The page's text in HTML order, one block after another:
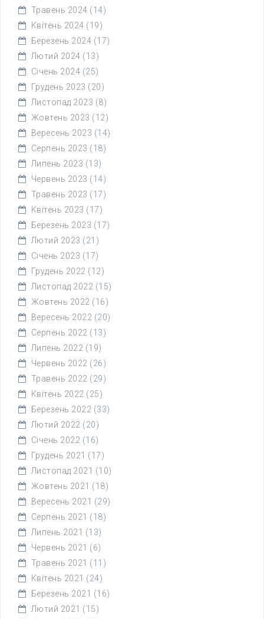
Травень 2024 (14)
Квітень 2024 (19)
Березень 2024 (17)
Лютий 2024 (13)
Січень 2024 (25)
Грудень 2023 (20)
Листопад 2023 (8)
Жовтень 2023 (12)
Вересень 2023 (14)
Серпень 2023 (18)
Липень 2023 (13)
Червень 2023 (14)
Травень 2023 (17)
Квітень 2023 (17)
Березень 2023 (17)
Лютий 2023 (21)
Січень 2023 (17)
Грудень 2022 (12)
Листопад 2022 (15)
Жовтень 2022 (16)
Вересень 2022 (20)
Серпень 2022 (13)
Липень 2022 (19)
Червень 2022 (26)
Травень 2022 (29)
Квітень 2022 (25)
Березень 2022 (33)
Лютий 2022 (20)
Січень 2022 (16)
Грудень 2021 (17)
Листопад 2021 (10)
Жовтень 2021 (18)
Вересень 2021 (29)
Серпень 2021 (18)
Липень 2021 (13)
Червень 2021 (6)
Травень 2021 (11)
Квітень 2021 (24)
Березень 2021 (16)
Лютий 2021 (15)